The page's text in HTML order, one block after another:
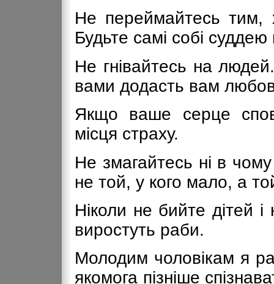
Не переймайтесь
Будьте самі собі суддею
Не гнівайтесь на
вами додасть вам
Якщо ваше серце
місця страху.
Не змагайтесь ні в
не той, у кого мало, а
Ніколи не бийте дітей
виростуть раби.
Молодим чоловікам я
якомога пізніше